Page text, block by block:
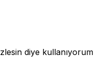
diye kullanıyorum